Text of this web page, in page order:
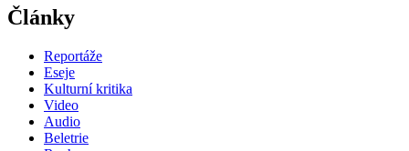
Články
Reportáže
Eseje
Kulturní kritika
Video
Audio
Beletrie